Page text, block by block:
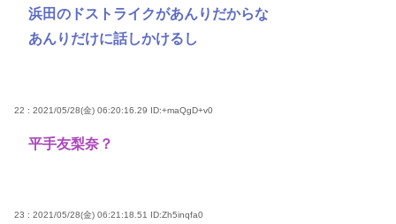
浜田のドストライクがあんりだからな
あんりだけに話しかけるし
22 : 2021/05/28(金) 06:20:16.29 ID:+maQgD+v0
平手友梨奈？
23 : 2021/05/28(金) 06:21:18.51 ID:Zh5inqfa0